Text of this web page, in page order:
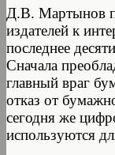
Д.В. Мартынов
издателей к
последнее
Сначала
главный враг
отказ от
сегодня же
используются